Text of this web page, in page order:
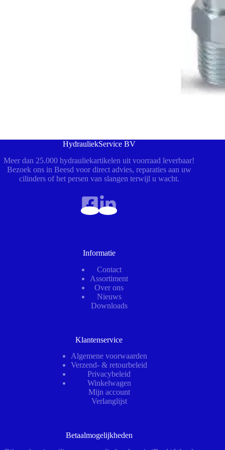
HydrauliekService BV
Meer dan 25.000 hydrauliekartikelen uit voorraad leverbaar!
Bezoek ons in Beesd voor direct advies, reparaties aan uw
cilinders of het persen van slangen terwijl u wacht.
Informatie
Contact
Assortiment
Over ons
Nieuws
Downloads
Klantenservice
Algemene voorwaarden
Verzend- & retourbeleid
Privacybeleid
Winkelwagen
Mijn account
Verlanglijst
Betaalmogelijkheden